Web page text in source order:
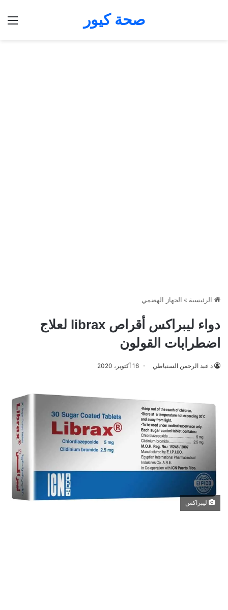
صحة كيور
الرئيسية » الجهاز الهضمي
دواء ليبراكس أقراص librax لعلاج
اضطرابات القولون
د عبد الرحمن السنباطي 16 أكتوبر، 2020
ليبراكس